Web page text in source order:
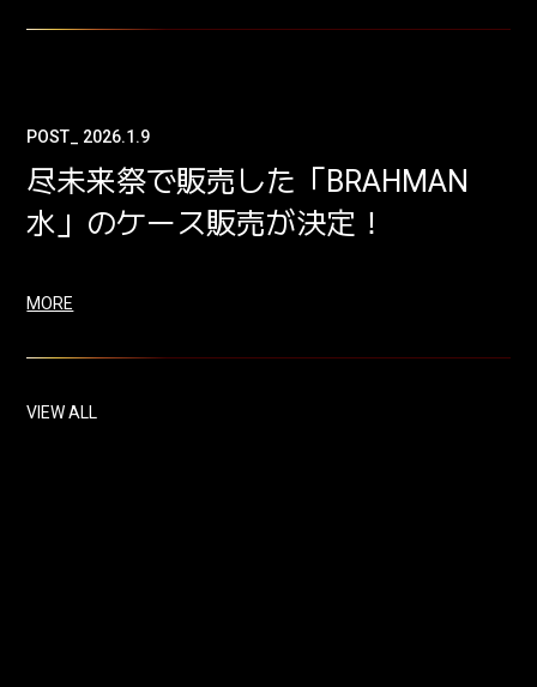
POST_ 2026.1.9
尽未来祭で販売した「BRAHMAN
水」のケース販売が決定！
MORE
VIEW ALL